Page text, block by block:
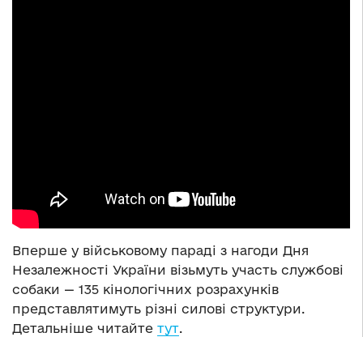
Вперше у військовому параді з нагоди Дня
Незалежності України візьмуть участь службові
собаки — 135 кінологічних розрахунків
представлятимуть різні силові структури.
Детальніше читайте тут.